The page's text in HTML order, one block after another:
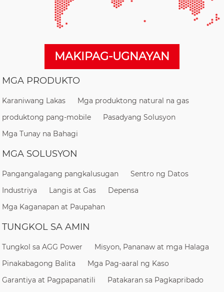
MAKIPAG-UGNAYAN
MGA PRODUKTO
Karaniwang Lakas
Mga produktong natural na gas
produktong pang-mobile
Pasadyang Solusyon
Mga Tunay na Bahagi
MGA SOLUSYON
Pangangalagang pangkalusugan
Sentro ng Datos
Industriya
Langis at Gas
Depensa
Mga Kaganapan at Paupahan
TUNGKOL SA AMIN
Tungkol sa AGG Power
Misyon, Pananaw at mga Halaga
Pinakabagong Balita
Mga Pag-aaral ng Kaso
Garantiya at Pagpapanatili
Patakaran sa Pagkapribado